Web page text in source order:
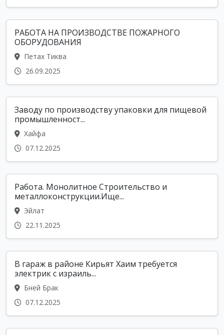
РАБОТА НА ПРОИЗВОДСТВЕ ПОЖАРНОГО
ОБОРУДОВАНИЯ
Петах Тиква
26.09.2025
Заводу по производству упаковки для пищевой
промышленност...
Хайфа
07.12.2025
Работа. Монолитное Строительство и
металлоконструкции.Ище...
Эйлат
22.11.2025
В гараж в районе Кирьят Хаим требуется
электрик с израиль...
Бней Брак
07.12.2025